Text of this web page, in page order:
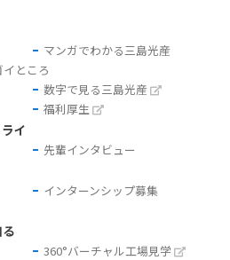
マンガでわかる三島光産
ところ
数字で見る三島光産
福利厚生
イ
先輩インタビュー
インターンシップ募集
360°バーチャル工場見学